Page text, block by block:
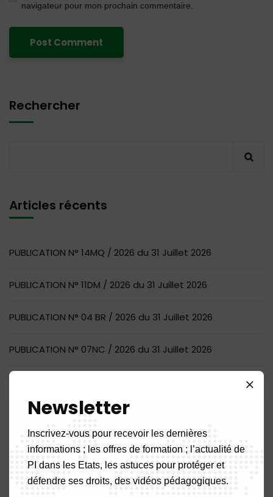
navigateur pour mon prochain commentaire.
Rechercher
Articles récents
PUBLICATION N° 14MQ / 2026 du 31 Juillet 2026
PUBLICATION N° 11DM / 2026 du 31 Juillet 2026
PUBLICATION N° 04 BR / 2026 du 31 Juillet 2026
PUBLICATION N° 07NC / 2026 du 31 Juillet 2026
AVIS DE RECRUTEMENT D’UN COMMISSAIRE AUX COMPTES
Commentaires récents
Aucun commentaire à afficher.
Newsletter
Inscrivez-vous pour recevoir les dernières
informations ; les offres de formation ; l’actualité de
PI dans les Etats, les astuces pour protéger et
défendre ses droits, des vidéos pédagogiques.